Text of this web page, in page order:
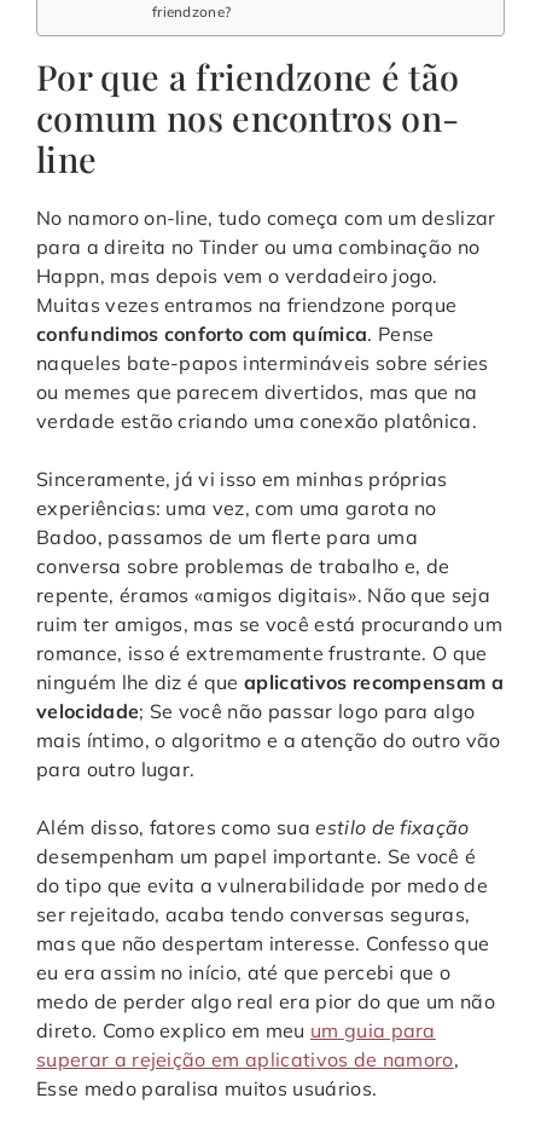
friendzone?
Por que a friendzone é tão
comum nos encontros on-
line
No namoro on-line, tudo começa com um deslizar
para a direita no Tinder ou uma combinação no
Happn, mas depois vem o verdadeiro jogo.
Muitas vezes entramos na friendzone porque
confundimos conforto com química. Pense
naqueles bate-papos intermináveis sobre séries
ou memes que parecem divertidos, mas que na
verdade estão criando uma conexão platônica.
Sinceramente, já vi isso em minhas próprias
experiências: uma vez, com uma garota no
Badoo, passamos de um flerte para uma
conversa sobre problemas de trabalho e, de
repente, éramos «amigos digitais». Não que seja
ruim ter amigos, mas se você está procurando um
romance, isso é extremamente frustrante. O que
ninguém lhe diz é queaplicativos recompensam a
velocidade; Se você não passar logo para algo
mais íntimo, o algoritmo e a atenção do outro vão
para outro lugar.
Além disso, fatores como suaestilo de fixação
desempenham um papel importante. Se você é
do tipo que evita a vulnerabilidade por medo de
ser rejeitado, acaba tendo conversas seguras,
mas que não despertam interesse. Confesso que
eu era assim no início, até que percebi que o
medo de perder algo real era pior do que um não
direto. Como explico em meu um guia para
superar a rejeição em aplicativos de namoro,
Esse medo paralisa muitos usuários.